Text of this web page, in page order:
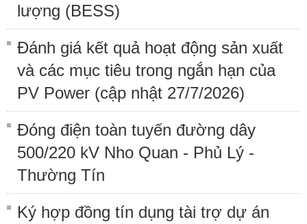
lượng (BESS)
Đánh giá kết quả hoạt động sản xuất
và các mục tiêu trong ngắn hạn của
PV Power (cập nhật 27/7/2026)
Đóng điện toàn tuyến đường dây
500/220 kV Nho Quan - Phủ Lý -
Thường Tín
Ký hợp đồng tín dụng tài trợ dự án